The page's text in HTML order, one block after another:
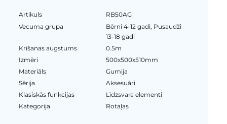
Artikuls
RB50AG
Vecuma grupa
Bērni 4-12 gadi, Pusaudži
13-18 gadi
Krišanas augstums
0.5m
Izmēri
500x500x510mm
Materiāls
Gumija
Sērija
Aksesuāri
Klasiskās funkcijas
Līdzsvara elementi
Kategorija
Rotaļas